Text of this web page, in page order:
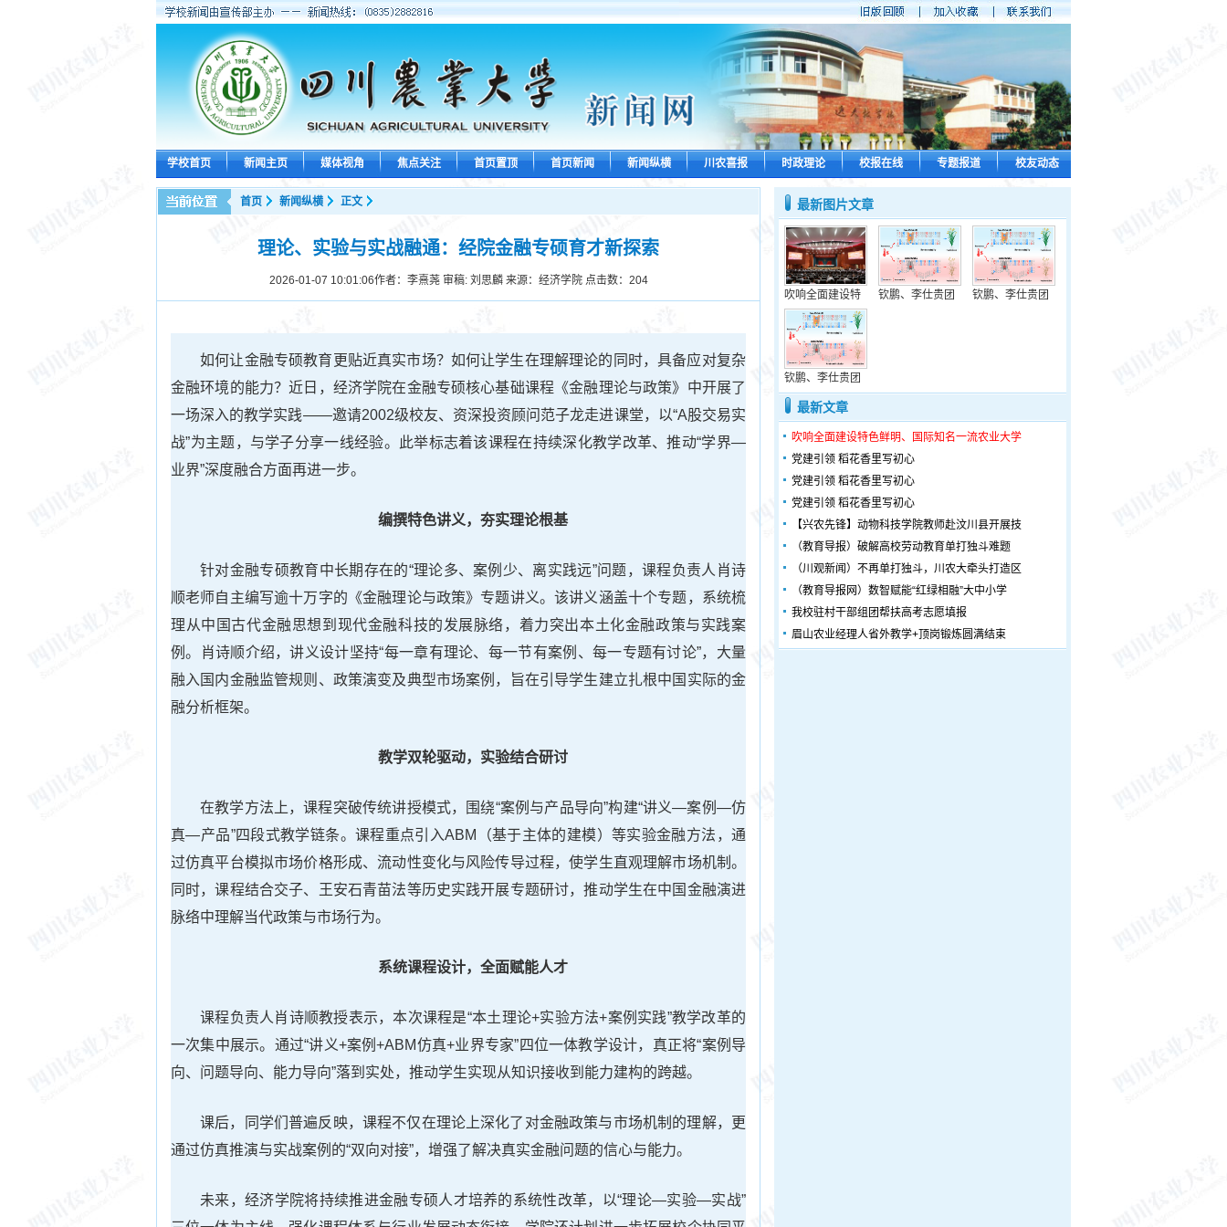
学校首页 新闻主页 媒体视角 焦点关注 首页置顶 首页新闻 新闻纵横 川农喜报 时政理论 校报在线 专题报道 校友动态
首页 新闻纵横 正文
理论、实验与实战融通：经院金融专硕育才新探索
2026-01-07 10:01:06作者：李熹荛 审稿: 刘思麟 来源：经济学院 点击数： 204
如何让金融专硕教育更贴近真实市场？如何让学生在理解理论的同时，具备应对复杂
金融环境的能力？近日，经济学院在金融专硕核心基础课程《金融理论与政策》中开展了
一场深入的教学实践——邀请2002级校友、资深投资顾问范子龙走进课堂，以“A股交易实
战”为主题，与学子分享一线经验。此举标志着该课程在持续深化教学改革、推动“学界—
业界”深度融合方面再进一步。
编撰特色讲义，夯实理论根基
针对金融专硕教育中长期存在的“理论多、案例少、离实践远”问题，课程负责人肖诗
顺老师自主编写逾十万字的《金融理论与政策》专题讲义。该讲义涵盖十个专题，系统梳
理从中国古代金融思想到现代金融科技的发展脉络，着力突出本土化金融政策与实践案
例。肖诗顺介绍，讲义设计坚持“每一章有理论、每一节有案例、每一专题有讨论”，大量
融入国内金融监管规则、政策演变及典型市场案例，旨在引导学生建立扎根中国实际的金
融分析框架。
教学双轮驱动，实验结合研讨
在教学方法上，课程突破传统讲授模式，围绕“案例与产品导向”构建“讲义—案例—仿
真—产品”四段式教学链条。课程重点引入ABM（基于主体的建模）等实验金融方法，通
过仿真平台模拟市场价格形成、流动性变化与风险传导过程，使学生直观理解市场机制。
同时，课程结合交子、王安石青苗法等历史实践开展专题研讨，推动学生在中国金融演进
脉络中理解当代政策与市场行为。
系统课程设计，全面赋能人才
课程负责人肖诗顺教授表示，本次课程是“本土理论+实验方法+案例实践”教学改革的
一次集中展示。通过“讲义+案例+ABM仿真+业界专家”四位一体教学设计，真正将“案例导
向、问题导向、能力导向”落到实处，推动学生实现从知识接收到能力建构的跨越。
课后，同学们普遍反映，课程不仅在理论上深化了对金融政策与市场机制的理解，更
通过仿真推演与实战案例的“双向对接”，增强了解决真实金融问题的信心与能力。
未来，经济学院将持续推进金融专硕人才培养的系统性改革，以“理论—实验—实战”
最新图片文章
吹响全面建设特 钦鹏、李仕贵团 钦鹏、李仕贵团
钦鹏、李仕贵团
最新文章
吹响全面建设特色鲜明、国际知名一流农业大学
党建引领 稻花香里写初心
党建引领 稻花香里写初心
党建引领 稻花香里写初心
【兴农先锋】动物科技学院教师赴汶川县开展技
（教育导报）破解高校劳动教育单打独斗难题
（川观新闻）不再单打独斗，川农大牵头打造区
（教育导报网）数智赋能“红绿相融”大中小学
我校驻村干部组团帮扶高考志愿填报
眉山农业经理人省外教学+顶岗锻炼圆满结束